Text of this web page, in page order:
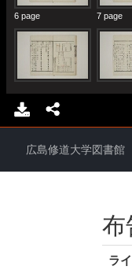
広島修道大学図書館
ラ